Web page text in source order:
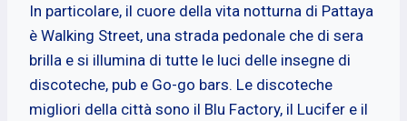
In particolare, il cuore della vita notturna di Pattaya
è Walking Street, una strada pedonale che di sera
brilla e si illumina di tutte le luci delle insegne di
discoteche, pub e Go-go bars. Le discoteche
migliori della città sono il Blu Factory, il Lucifer e il